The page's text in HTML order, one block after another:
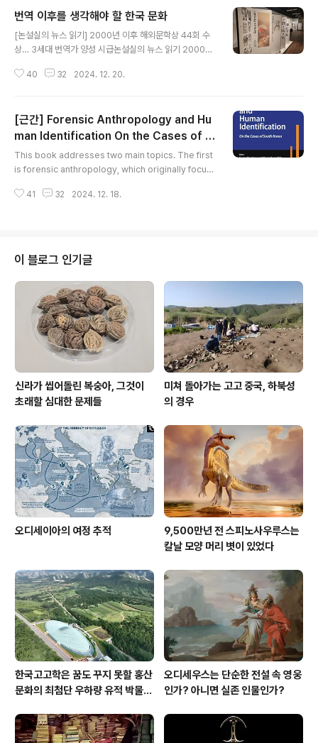
번역 이후를 생각해야 할 한국 문화
[논설실의 뉴스 읽기] 2000년 이후 해외문학상 44회 수
상… 3세대 번역가 양성 시급논설실의 뉴스 읽기 2000년
환 前 번역원장이 말하는 노벨상 이후 한국문학 세계화w
역이 큰 역할을 했다. 그 작업에 찬사를 보낸다. 다만 한 가
지만 토를 달아 본다. 지금 우리나라 번역과 자국 문화를 우
까지 일본 문화의 고양 작업과 그 궤를 일치하는 것이다. 일
본이 그랬다. 엄청난 돈을 쏟아 부었으며 미국과 유럽의 세
계적 미술관에서는 일본문화전이 빈번히 개최되었고 물론
40 32 2024. 12. 20.
[근간] Forensic Anthropology and Hu
man Identification On the Cases of S
outh Korea
This book addresses two main topics. The first
is forensic anthropology, which originally focus
gical examination of human remains. Over time,
opic explored in this book is personal identifica
tion, a field de..
41 32 2024. 12. 18.
이 블로그 인기글
신라가 씹어돌린 복숭아, 그것이
초래할 심대한 문제들
미쳐 돌아가는 고고 중국, 하북성
의 경우
오디세이아의 여정 추적
9,500만년 전 스피노사우루스는
칼날 모양 머리 볏이 있었다
한국고고학은 꿈도 꾸지 못할 홍산
문화의 최첨단 우하량 유적 박물관
오디세우스는 단순한 전설 속 영웅
인가? 아니면 실존 인물인가?